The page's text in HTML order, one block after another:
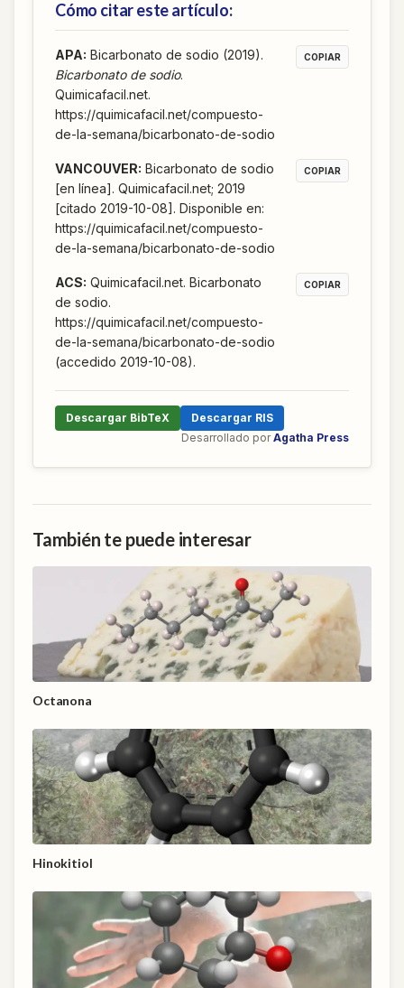
Cómo citar este artículo:
APA: Bicarbonato de sodio (2019).
Bicarbonato de sodio.
Quimicafacil.net.
https://quimicafacil.net/compuesto-
de-la-semana/bicarbonato-de-sodio
COPIAR
VANCOUVER: Bicarbonato de sodio
[en línea]. Quimicafacil.net; 2019
[citado 2019-10-08]. Disponible en:
https://quimicafacil.net/compuesto-
de-la-semana/bicarbonato-de-sodio
COPIAR
ACS: Quimicafacil.net. Bicarbonato
de sodio.
https://quimicafacil.net/compuesto-
de-la-semana/bicarbonato-de-sodio
(accedido 2019-10-08).
COPIAR
Descargar BibTeX
Descargar RIS
Desarrollado por Agatha Press
También te puede interesar
Octanona
Hinokitiol